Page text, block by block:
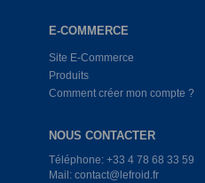
E-COMMERCE
Site E-Commerce
Produits
Comment créer mon compte ?
NOUS CONTACTER
Téléphone: +33 4 78 68 33 59
Mail: contact@lefroid.fr